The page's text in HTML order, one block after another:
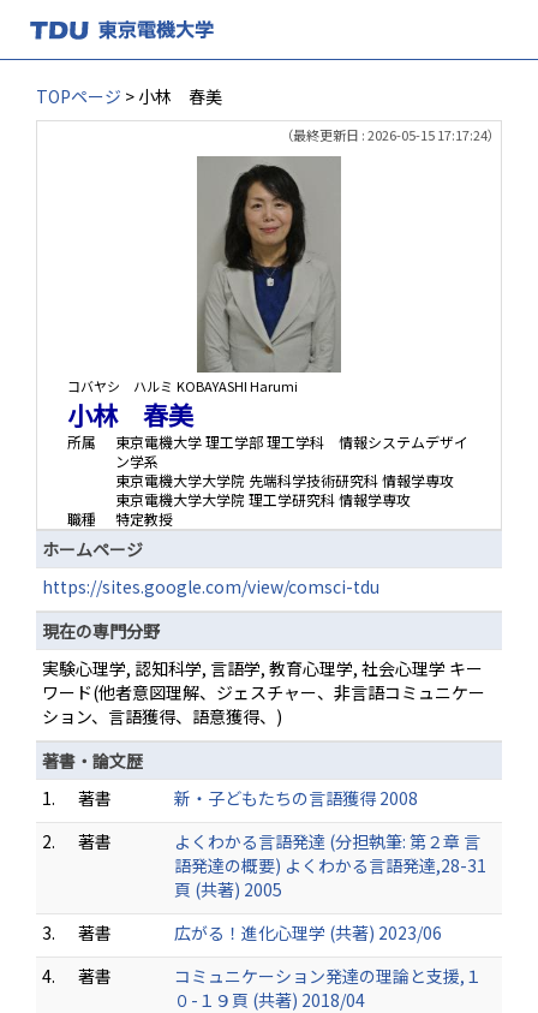
TOPページ > 小林 春美
（最終更新日 : 2026-05-15 17:17:24）
コバヤシ ハルミ KOBAYASHI Harumi
小林 春美
所属
東京電機大学 理工学部 理工学科 情報システムデザイ
ン学系
東京電機大学大学院 先端科学技術研究科 情報学専攻
東京電機大学大学院 理工学研究科 情報学専攻
職種
特定教授
ホームページ
https://sites.google.com/view/comsci-tdu
現在の専門分野
実験心理学, 認知科学, 言語学, 教育心理学, 社会心理学 キー
ワード(他者意図理解、ジェスチャー、非言語コミュニケー
ション、言語獲得、語意獲得、)
著書・論文歴
1.
著書
新・子どもたちの言語獲得 2008
2.
著書
よくわかる言語発達 (分担執筆: 第２章 言
語発達の概要) よくわかる言語発達,28-31
頁 (共著) 2005
3.
著書
広がる！進化心理学 (共著) 2023/06
4.
著書
コミュニケーション発達の理論と支援,１
０-１９頁 (共著) 2018/04